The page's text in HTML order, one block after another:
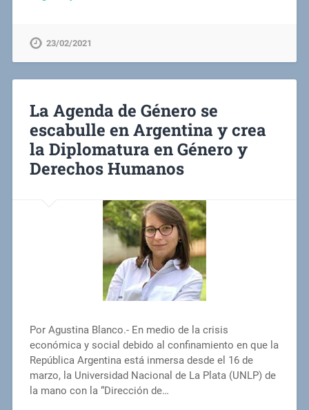
23/02/2021
La Agenda de Género se
escabulle en Argentina y crea
la Diplomatura en Género y
Derechos Humanos
Por Agustina Blanco.- En medio de la crisis
económica y social debido al confinamiento en que la
República Argentina está inmersa desde el 16 de
marzo, la Universidad Nacional de La Plata (UNLP) de
la mano con la “Dirección de…